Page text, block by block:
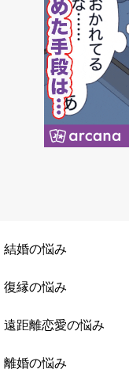
結婚の悩み
復縁の悩み
遠距離恋愛の悩み
離婚の悩み